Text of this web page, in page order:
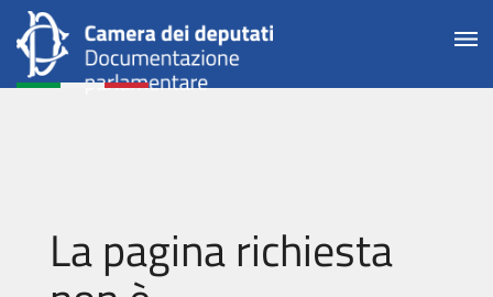
La pagina richiesta